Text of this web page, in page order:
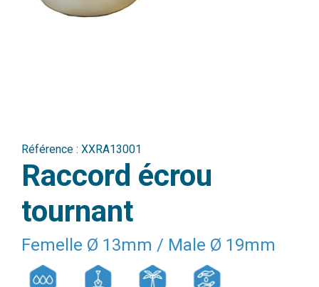
Référence : XXRA13001
Raccord écrou
tournant
Femelle Ø 13mm / Male Ø 19mm